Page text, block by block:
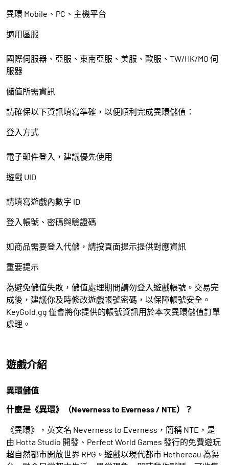
異環 Mobile、PC、主機平台
適用區服
國際伺服器、亞服、東南亞服、美服、歐服、TW/HK/MO 伺
服器
儲值所需資訊
請確保以下資訊填寫準確，以便順利完成異環儲值：
登入方式
電子郵件登入，建議優先使用
遊戲 UID
請填寫遊戲內數字 ID
登入帳號、密碼與驗證碼
如商品需要登入代儲，請按頁面提示提供對應資訊
重要提示
為避免儲值失敗，儲值處理期間請勿登入遊戲帳號。交易完
成後，建議你及時修改遊戲帳號密碼，以保障帳號安全。
KeyGold.gg 僅會將你提供的帳號資訊用於本次異環儲值訂單
處理。
遊戲介紹
異環儲值
什麼是《異環》（Neverness to Everness / NTE）？
《異環》，英文名 Neverness to Everness，簡稱 NTE，是
由 Hotta Studio 開發、Perfect World Games 發行的免費遊玩
超自然都市開放世界 RPG。遊戲以現代都市 Hethereau 為舞